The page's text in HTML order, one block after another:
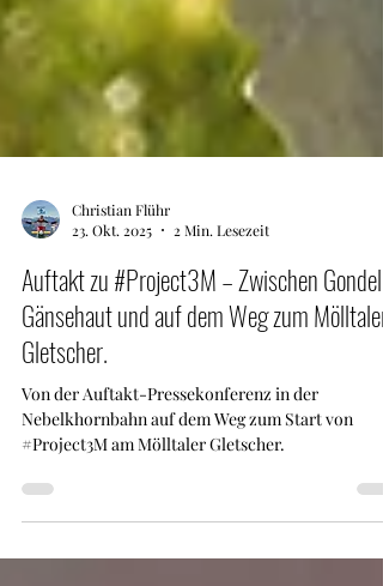
23. Okt. 2025
2 Min. Lesezeit
Auftakt zu #Project3M – Zwischen Gondel,
Gänsehaut und auf dem Weg zum Mölltaler
Gletscher.
Von der Auftakt-Pressekonferenz in der
#Project3M am Mölltaler Gletscher.